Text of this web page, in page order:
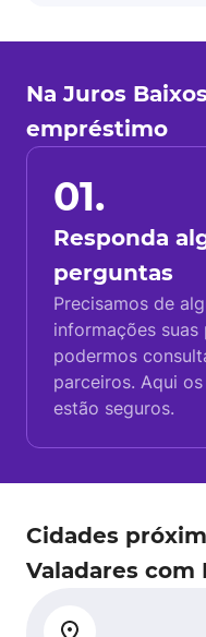
Na Juros
empréstimo
01.
Responda
perguntas
Precisamos de
informações suas
podermos
parceiros. Aqui
estão seguros.
Cidades
Valadares